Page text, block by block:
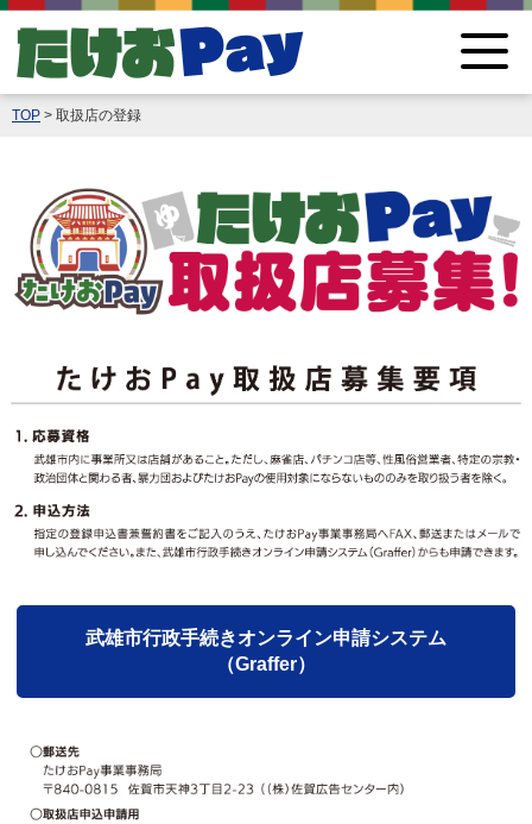
TOP > 取扱店の登録
武雄市行政手続きオンライン申請システム
（Graffer）